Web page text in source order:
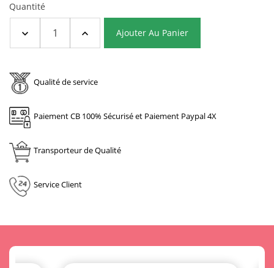
Quantité
Ajouter Au Panier
Qualité de service
Paiement CB 100% Sécurisé et Paiement Paypal 4X
Transporteur de Qualité
Service Client